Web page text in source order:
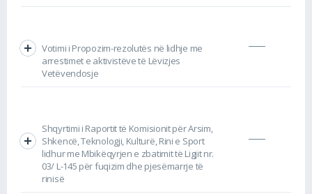
Votimi i Propozim-rezolutës në lidhje me
arrestimet e aktivistëve të Lëvizjes
Vetëvendosje
Shqyrtimi i Raportit të Komisionit për Arsim,
Shkencë, Teknologji, Kulturë, Rini e Sport
lidhur me Mbikëqyrjen e zbatimit të Ligjit nr.
03/ L-145 për fuqizim dhe pjesëmarrje të
rinisë